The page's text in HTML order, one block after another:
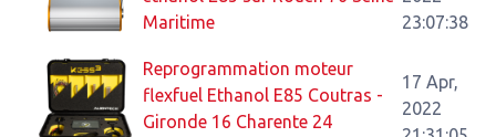
Maritime
23:07:38
Reprogrammation moteur
flexfuel Ethanol E85 Coutras -
Gironde 16 Charente 24
17 Apr,
2022